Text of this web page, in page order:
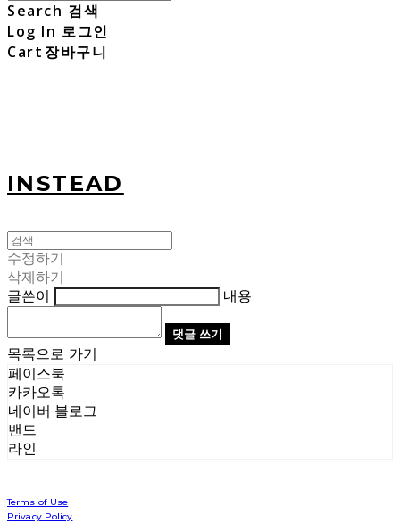
Search 검색
Log In 로그인
Cart 장바구니
INSTEAD
수정하기
삭제하기
글쓴이
내용
댓글 쓰기
목록으로 가기
페이스북
카카오톡
네이버 블로그
밴드
라인
Terms of Use
Privacy Policy